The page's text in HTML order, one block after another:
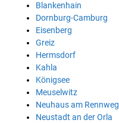
Blankenhain
Dornburg-Camburg
Eisenberg
Greiz
Hermsdorf
Kahla
Königsee
Meuselwitz
Neuhaus am Rennweg
Neustadt an der Orla